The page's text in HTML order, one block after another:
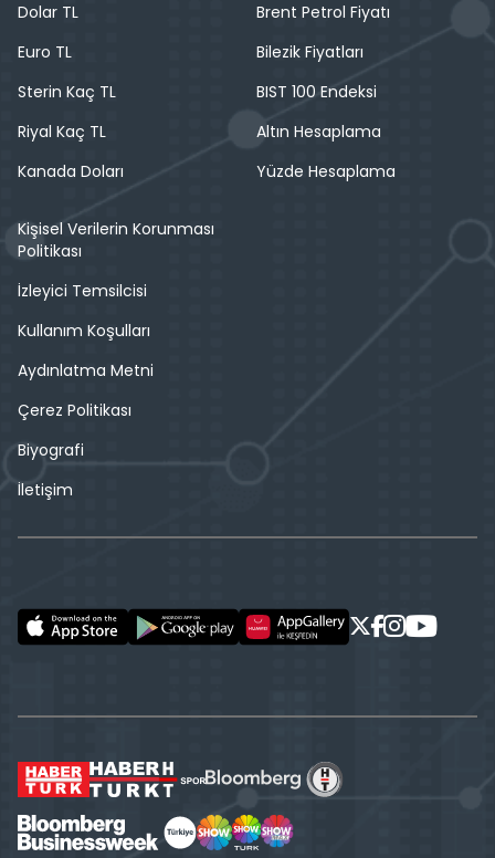
Dolar TL
Euro TL
Sterin Kaç TL
Riyal Kaç TL
Kanada Doları
Brent Petrol Fiyatı
Bilezik Fiyatları
BIST 100 Endeksi
Altın Hesaplama
Yüzde Hesaplama
Kişisel Verilerin Korunması
Politikası
İzleyici Temsilcisi
Kullanım Koşulları
Aydınlatma Metni
Çerez Politikası
Biyografi
İletişim